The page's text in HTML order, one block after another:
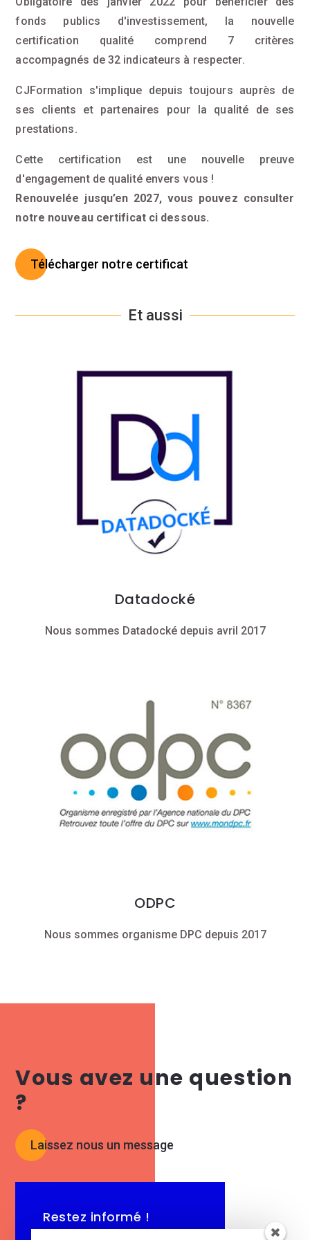
fonds publics d'investissement, la nouvelle
certification qualité comprend 7 critères
accompagnés de 32 indicateurs à respecter.
CJFormation s'implique depuis toujours auprès de
ses clients et partenaires pour la qualité de ses
prestations.
Cette certification est une nouvelle preuve
d'engagement de qualité envers vous !
Renouvelée jusqu’en 2027, vous pouvez consulter
notre nouveau certificat ci dessous.
Télécharger notre certificat
Et aussi
Datadocké
Nous sommes Datadocké depuis avril 2017
ODPC
Nous sommes organisme DPC depuis 2017
Vous avez une question
?
Laissez nous un message
Restez informé !